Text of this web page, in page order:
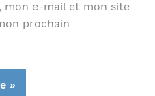
mon e-mail et mon site
prochain